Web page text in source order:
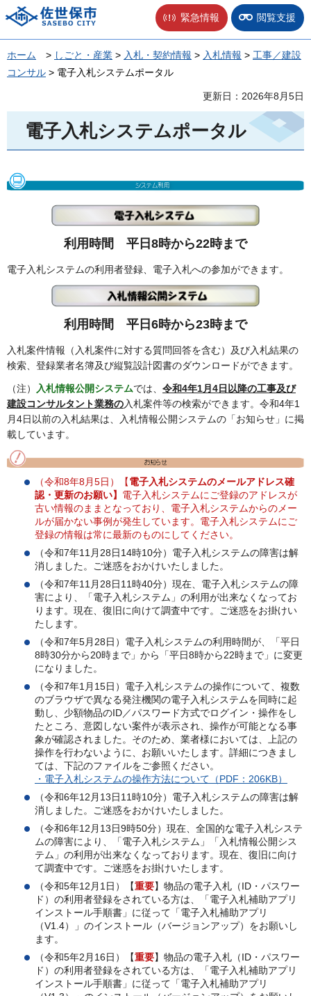
佐世保市 緊急情報 閲覧支援
ホーム > しごと・産業 > 入札・契約情報 > 入札情報 > 工事／建設
コンサル > 電子入札システムポータル
更新日：2026年8月5日
電子入札システムポータル
利用時間 平 日8時から22時まで
電子入札システムの利用者登録、電子入札への参加ができます。
利用時間 平日6時から23時まで
入札案件情報（入札案件に対する質問回答を含む）及び入札結果の
検索、登録業者名簿及び縦覧設計図書のダウンロードができます。
（注） 入札情報公開システムでは、 令和4年1月 4日以降の工事及び
建設コンサルタント業務の入札案件等の検索ができます。令和4年1
月4日以前の入札結果は、入札情報公開システムの「お知らせ」に掲
載しています。
（令和8年8月5日）【電子入札システムのメールアドレス確
認・更新のお願い】 電子入札システムにご登録のアドレスが
古い情報のままとなっており、電子入札システムからのメー
ルが届かない事例が発生しています。電子入札システムにご
登録の情報は常に最新のものにしてください。
（令和7年11月28日14時10分）電子入札システムの障害は解
消しました。ご迷惑をおかけいたしました。
（令和7年11月28日11時40分）現在、電子入札システムの障
害により、「電子入札システム」の利用が出来なくなってお
ります。現在、復旧に向けて調査中です。ご迷惑をお掛けい
たします。
（令和7年5月28日）電子入札システムの利用時間が、「平日
8時30分から20時まで」から「平日8時から22時まで」に変更
になりました。
（令和7年1月15日）電子入札システムの操作について、複数
のブラウザで異なる発注機関の電子入札システムを同時に起
動し、少額物品のID／パスワード方式でログイン・操作をし
たところ、意図しない案件が表示され、操作が可能となる事
象が確認されました。そのため、業者様においては、上記の
操作を行わないように、お願いいたします。詳細につきまし
ては、下記のファイルをご参照ください。
・電子入札システムの操作方法について（PDF：206KB）
（令和6年12月13日11時10分）電子入札システムの障害は解
消しました。ご迷惑をおかけいたしました。
（令和6年12月13日9時50分）現在、全国的な電子入札システ
ムの障害により、「電子入札システム」「入札情報公開シス
テム」の利用が出来なくなっております。現在、復旧に向け
て調査中です。ご迷惑をお掛けいたします。
（令和5年12月1日）【重要】物品の電子入札（ID・パスワー
ド）の利用者登録をされている方は、「電子入札補助アプリ
インストール手順書」に従って「電子入札補助アプリ
（V1.4）」のインストール（バージョンアップ）をお願いし
ます。
（令和5年2月16日）【重要】物品の電子入札（ID・パスワー
ド）の利用者登録をされている方は、「電子入札補助アプリ
インストール手順書」に従って「電子入札補助アプリ